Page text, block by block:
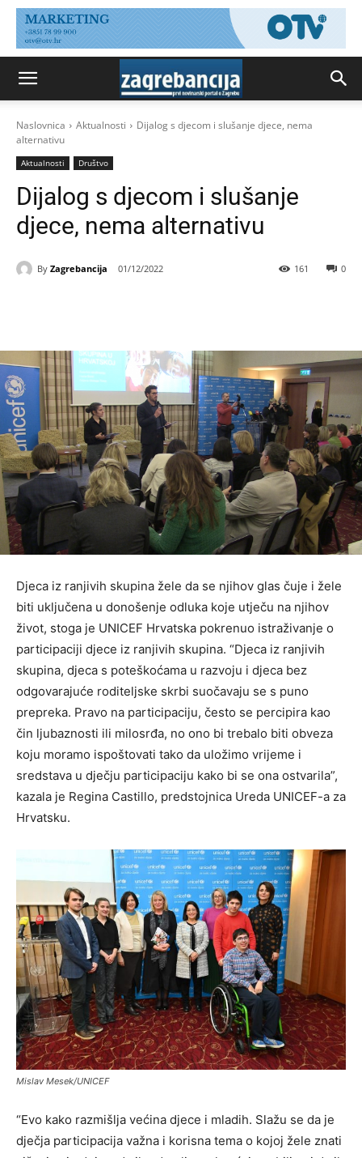
Naslovnica Aktualnosti
Dijalog s djecom i slušanje djece, nema
alternativu
Aktualnosti Društvo
Dijalog s djecom i slušanje
djece, nema alternativu
By Zagrebancija 01/12/2022 0
161
Djeca iz ranjivih skupina žele da se njihov glas čuje i žele
biti uključena u donošenje odluka koje utječu na njihov
život, stoga je UNICEF Hrvatska pokrenuo istraživanje o
participaciji djece iz ranjivih skupina. “Djeca iz ranjivih
skupina, djeca s poteškoćama u razvoju i djeca bez
odgovarajuće roditeljske skrbi suočavaju se s puno
prepreka. Pravo na participaciju, često se percipira kao
čin ljubaznosti ili milosrđa, no ono bi trebalo biti obveza
koju moramo ispoštovati tako da uložimo vrijeme i
sredstava u dječju participaciju kako bi se ona ostvarila”,
kazala je Regina Castillo, predstojnica Ureda UNICEF-a za
Hrvatsku.
Mislav Mesek/UNICEF
“Evo kako razmišlja većina djece i mladih. Slažu se da je
dječja participacija važna i korisna tema o kojoj žele znati